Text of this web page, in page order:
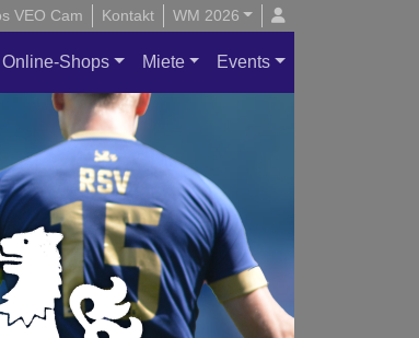
VEO Cam Kontakt WM 2026
Online-Shops Miete Events